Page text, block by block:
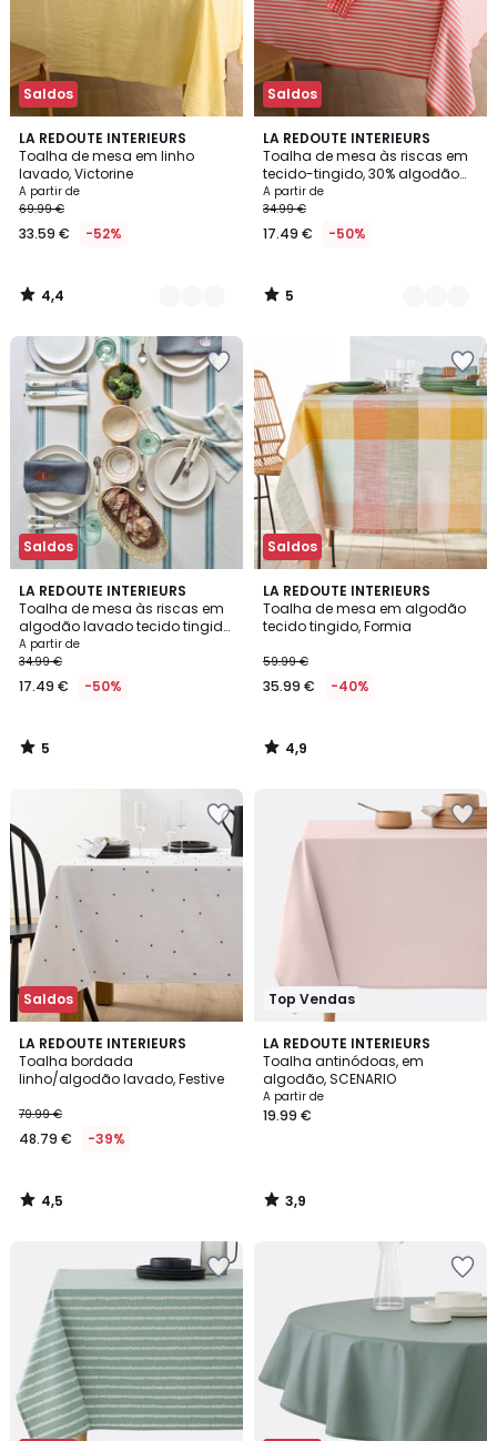
Saldos
LA REDOUTE INTERIEURS
Toalha de mesa em linho
lavado, Victorine
A partir de
69.99 €
33.59 € -52%
4,4
/ 5
15
Cores
4,4
/
Saldos
LA REDOUTE INTERIEURS
Toalha de mesa às riscas em
tecido-tingido, 30% algodão
reciclado, SOIZIC
A partir de
34.99 €
17.49 € -50%
5
/
5
3
Cores
5
/
Saldos
LA REDOUTE INTERIEURS
Toalha de mesa às riscas em
algodão lavado tecido tingido,
Boisseau
A partir de
34.99 €
17.49 € -50%
5
/
5
5
/
Saldos
LA REDOUTE INTERIEURS
Toalha de mesa em algodão
tecido tingido, Formia
59.99 €
35.99 € -40%
4,9
/ 5
4,9
/
Saldos
LA REDOUTE INTERIEURS
Toalha bordada
linho/algodão lavado, Festive
79.99 €
48.79 € -39%
4,5
/ 5
4,5
/
Top Vendas
LA REDOUTE INTERIEURS
Toalha antinódoas, em
algodão, SCENARIO
A partir de
19.99 €
3,9
/ 5
3,9
/